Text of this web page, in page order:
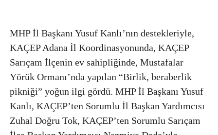
MHP İl Başkanı Yusuf Kanlı’nın destekleriyle,
KAÇEP Adana İl Koordinasyonunda, KAÇEP
Sarıçam İlçenin ev sahipliğinde, Mustafalar
Yörük Ormanı’nda yapılan “Birlik, beraberlik
pikniği” yoğun ilgi gördü. MHP İl Başkanı Yusuf
Kanlı, KAÇEP’ten Sorumlu İl Başkan Yardımcısı
Zuhal Doğru Tok, KAÇEP’ten Sorumlu Sarıçam